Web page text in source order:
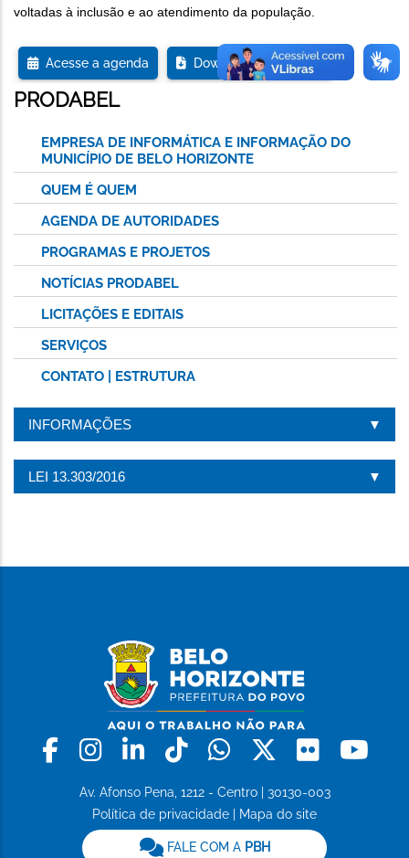
voltadas à inclusão e ao atendimento da população.
Acesse a agenda Download da agenda
PRODABEL
EMPRESA DE INFORMÁTICA E INFORMAÇÃO DO
MUNICÍPIO DE BELO HORIZONTE
QUEM É QUEM
AGENDA DE AUTORIDADES
PROGRAMAS E PROJETOS
NOTÍCIAS PRODABEL
LICITAÇÕES E EDITAIS
SERVIÇOS
CONTATO | ESTRUTURA
INFORMAÇÕES
LEI 13.303/2016
Facebook
Instagram
LinkedinTiktokWhatsapp
X Flickr
Av. Afonso Pena, 1212 - Centro | 30130-003
Política de privacidade
Mapa do site
FALE COM A PBH